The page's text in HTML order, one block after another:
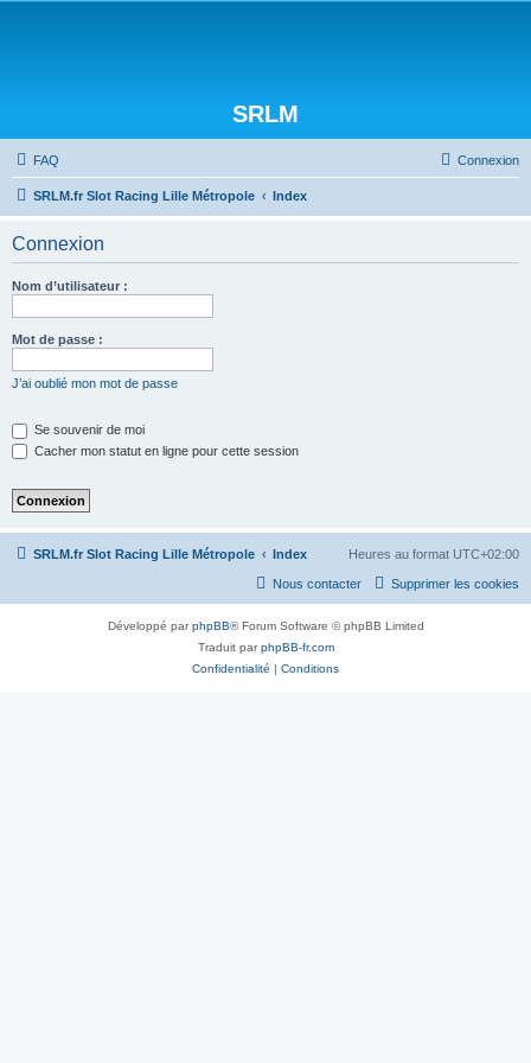
SRLM
FAQ Connexion
SRLM.fr Slot Racing Lille Métropole Index
Connexion
Nom d’utilisateur :
Mot de passe :
J’ai oublié mon mot de passe
Se souvenir de moi
Cacher mon statut en ligne pour cette session
SRLM.fr Slot Racing Lille Métropole Index Heures au format UTC+02:00
Supprimer les cookies
Nous contacter
Développé parphpBB® Forum Software © phpBB Limited
Traduit parphpBB-fr.com
Confidentialité | Conditions